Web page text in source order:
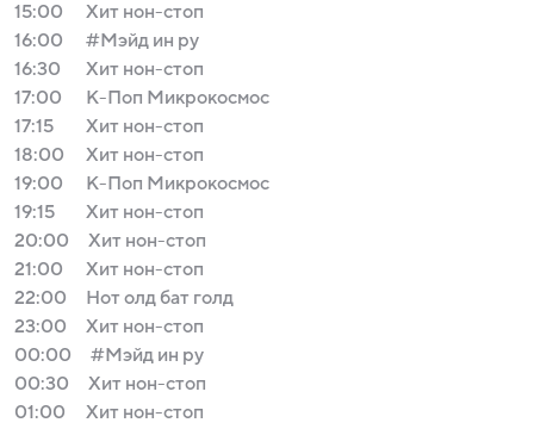
15:00
Хит нон-стоп
16:00
#Мэйд ин ру
16:30
Хит нон-стоп
17:00
К-Поп Микрокосмос
17:15
Хит нон-стоп
18:00
Хит нон-стоп
19:00
К-Поп Микрокосмос
19:15
Хит нон-стоп
20:00
Хит нон-стоп
21:00
Хит нон-стоп
22:00
Нот олд бат голд
23:00
Хит нон-стоп
00:00
#Мэйд ин ру
00:30
Хит нон-стоп
01:00
Хит нон-стоп